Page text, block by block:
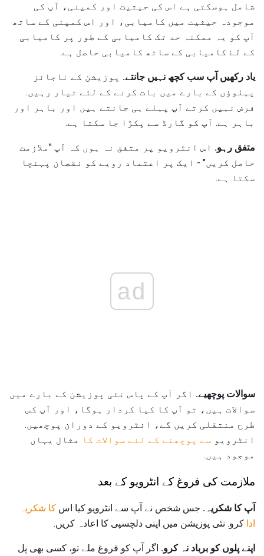
شامل ہوسکتی ہے اس کی حیثیت اور کمپنی، آپ کی
موجودہ حیثیت میں کامیابی، اور اس کمپنی کے ساتھ
آپ کو یہ ممکنہ حد تک کامیابی کے طور پر کامیابی
کے لۓ کامیابی کے ساتھ کامیابی حاصل ہے.
یاد رکھیں آپ سب کچھ نہیں جانتے. پوزیشن کے ناجائز
پہلوؤں کے بارے میں بات کرنے کے لئے تیار رہیں.
فرض نہیں کرتے آپ پہلے ہی جانتے ہیں اور باہر اور
باہر ہے. آپ کو گارڈ سے پکڑا جا سکتا ہے.
متفق رہو. اس انٹرویو پر متفق نہ ہوں کہ آپ "ملازمت
حاصل کریں" - ایک پر اعتماد رویے کو نقصان پہنچا
سکتا ہے.
ad
سوالات پوچھیے. اگر آپ کے پاس نئی پوزیشن کے بارے میں
سوالات ہیں، تو آپ کا کیا کردار ہوگا، اور آپ کس
طرح منتقلی کریں گے، انٹرویو کے دوران پوچھیں.
انٹرویو سے پوچھنے کے لئے سوالات کا مثال یہاں
موجود ہیں.
ملازمت کی فروغ کے انٹرویو کے بعد
آپ کا شکریہ. جس شخص نے آپ سے انٹرویو کیا اس کا شکریہ
ادا کرو. نئی پوزیشن میں اپنی دلچسپی کا اعادہ کریں.
اپنے پلوں کو برباد نہ کرو. اگر آپ کو فروغ ملے تو، کسی بھی پل